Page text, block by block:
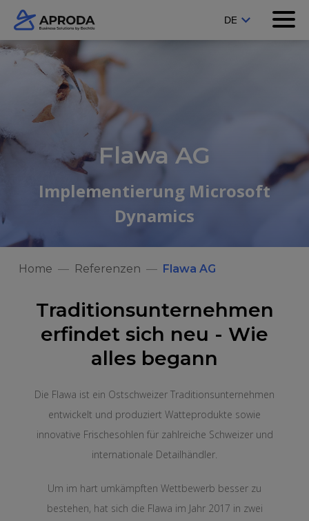
Flawa AG
Implementierung Microsoft
Dynamics
Home Referenzen Flawa AG
Traditionsunternehmen
erfindet sich neu - Wie
alles begann
Die Flawa ist ein Ostschweizer Traditionsunternehmen
entwickelt und produziert Watteprodukte sowie
innovative Frischesohlen für zahlreiche Schweizer und
internationale Detailhändler.
Um im hart umkämpften Wettbewerb besser zu
bestehen, hat sich die Flawa im Jahr 2017 in zwei